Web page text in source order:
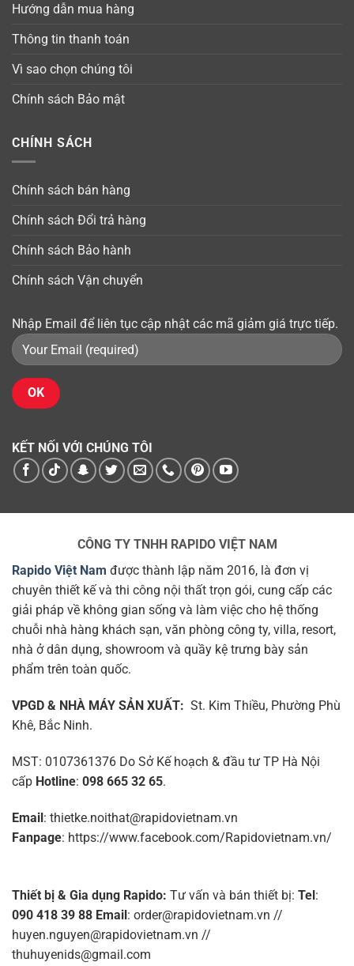
Hướng dẫn mua hàng
Thông tin thanh toán
Vì sao chọn chúng tôi
Chính sách Bảo mật
CHÍNH SÁCH
Chính sách bán hàng
Chính sách Đổi trả hàng
Chính sách Bảo hành
Chính sách Vận chuyển
Nhập Email để liên tục cập nhật các mã giảm giá trực tiếp.
KẾT NỐI VỚI CHÚNG TÔI
CÔNG TY TNHH RAPIDO VIỆT NAM
Rapido Việt Nam được thành lập năm 2016, là đơn vị
chuyên thiết kế và thi công nội thất trọn gói, cung cấp các
giải pháp về không gian sống và làm việc cho hệ thống
chuỗi nhà hàng khách sạn, văn phòng công ty, villa, resort,
nhà ở dân dụng, showroom và quầy kệ trưng bày sản
phẩm trên toàn quốc.
VPGD & NHÀ MÁY SẢN XUẤT: St. Kim Thiều, Phường Phù
Khê, Bắc Ninh.
MST: 0107361376 Do Sở Kế hoạch & đầu tư TP Hà Nội
cấp Hotline: 098 665 32 65.
Email: thietke.noithat@rapidovietnam.vn
Fanpage: https://www.facebook.com/Rapidovietnam.vn/
Thiết bị & Gia dụng Rapido: Tư vấn và bán thiết bị: Tel:
090 418 39 88 Email: order@rapidovietnam.vn //
huyen.nguyen@rapidovietnam.vn //
thuhuyenids@gmail.com